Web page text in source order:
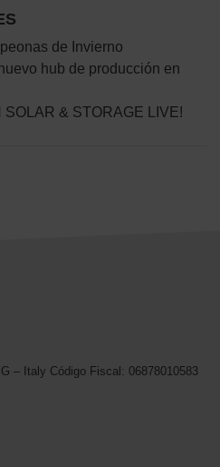
de Invierno
hub de producción en
& STORAGE LIVE!
– Italy Código Fiscal: 06878010583